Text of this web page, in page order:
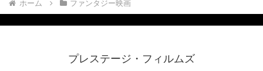
ホーム ファンタジー映画
プレステージ・フィルムズ